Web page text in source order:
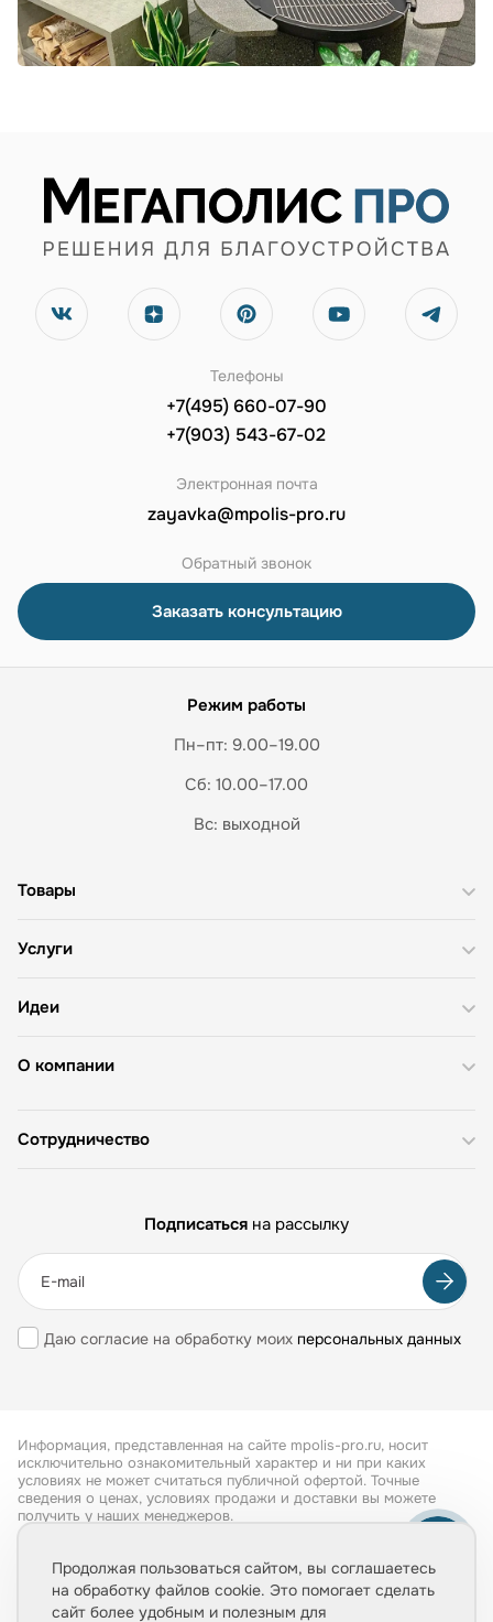
Телефоны
+7(495) 660-07-90
+7(903) 543-67-02
Электронная почта
zayavka@mpolis-pro.ru
Обратный звонок
Заказать консультацию
Режим работы
Пн–пт: 9.00–19.00
Сб: 10.00–17.00
Вс: выходной
О компании
Товары
Услуги
Идеи
Сотрудничество
Подписаться на рассылку
Даю согласие на обработку моих персональных данных
Информация, представленная на сайте mpolis-pro.ru, носит
исключительно ознакомительный характер и ни при каких
условиях не может считаться публичной офертой. Точные
сведения о ценах, условиях продажи и доставки вы можете
получить у наших менеджеров.
Обработка персональных данных
Продолжая пользоваться сайтом, вы соглашаетесь
на обработку файлов cookie. Это помогает сделать
сайт более удобным и полезным для